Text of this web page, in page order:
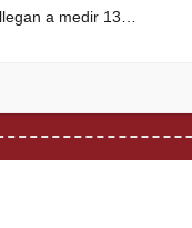
a medir 13…